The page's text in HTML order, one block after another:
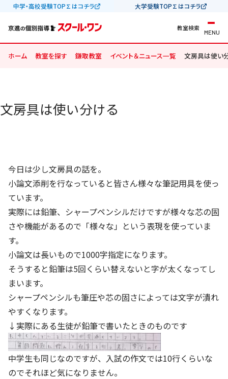
中学・高校受験TOP∑はコチラ 大学受験TOP∑はコチラ
教室検索
MENU
ホーム 教室を探す 鎌取教室 イベント＆ニュース一覧 文房具は使い
文房具は使い分ける
今日は少し文房具の話を。
小論文添削を行なっていると皆さん様々な筆記用具を使っ
ています。
実際には鉛筆、シャープペンシルだけですが様々な芯の固
さや機能があるので「様々な」という表現を使っていま
す。
小論文は長いもので1000字指定になります。
そうすると鉛筆は5回くらい替えないと字が太くなってし
まいます。
シャープペンシルも筆圧や芯の固さによっては文字が潰れ
やすくなります。
↓実際にある生徒が鉛筆で書いたときのものです
中学生も同じなのですが、入試の作文では10行くらいな
のでそれほど気になりません。